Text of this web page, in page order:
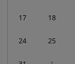
17 18
24 25